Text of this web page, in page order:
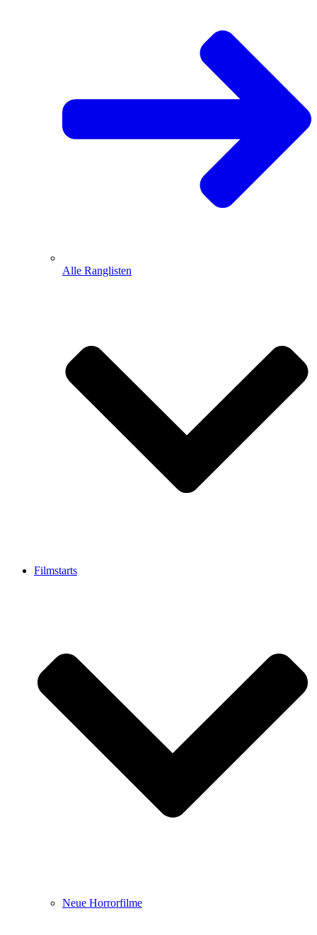
Alle Ranglisten
Filmstarts
Neue Horrorfilme